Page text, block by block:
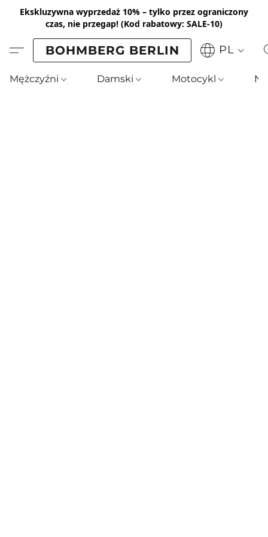
Ekskluzywna wyprzedaż 10% – tylko przez ograniczony
czas, nie przegap! (Kod rabatowy: SALE-10)
BOHMBERG BERLIN PL
Mężczyźni Damski Motocykl